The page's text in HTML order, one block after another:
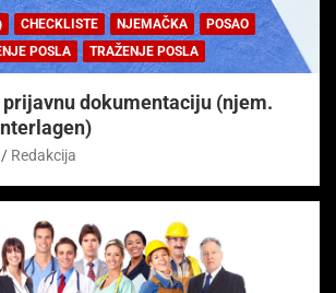
CHECKLISTE NJEMAČKA
POSAO
POSLA
TRAŽENJE POSLA
dokumentaciju (njem.
Redakcija